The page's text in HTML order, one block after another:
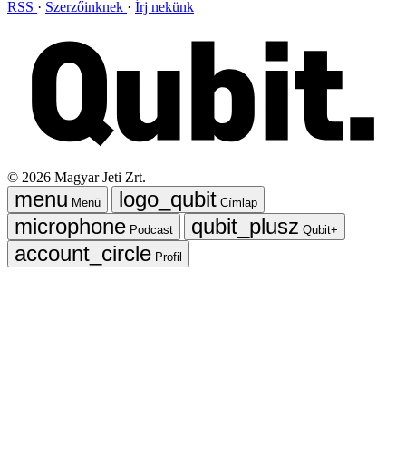
RSS Szerzőinknek Írj nekünk
© 2026 Magyar Jeti Zrt.
Menü
Címlap
Podcast
Qubit+
Profil